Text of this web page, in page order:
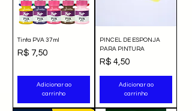
Tinta PVA 37ml
Preço
R$ 7,50
Adicionar ao
carrinho
PINCEL DE ESPONJA
PARA PINTURA
Preço
R$ 4,50
Adicionar ao
carrinho